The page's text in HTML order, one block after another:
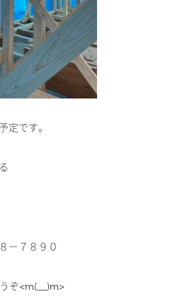
定です。
－７８９０
ぞ<m(__)m>